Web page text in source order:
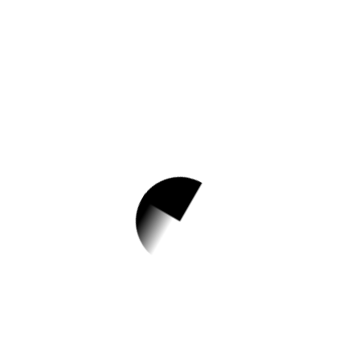
2023 관악상호문화